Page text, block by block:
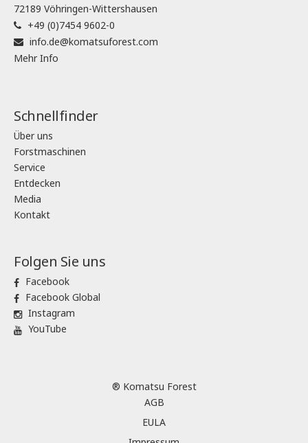
72189 Vöhringen-Wittershausen
+49 (0)7454 9602-0
info.de@komatsuforest.com
Mehr Info
Schnellfinder
Über uns
Forstmaschinen
Service
Entdecken
Media
Kontakt
Folgen Sie uns
Facebook
Facebook Global
Instagram
YouTube
® Komatsu Forest
AGB
EULA